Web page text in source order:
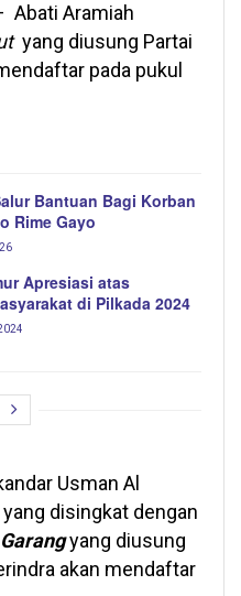
Abati Aramiah
yang diusung Partai
pada pukul
Bantuan Bagi Korban
Rime Gayo
Apresiasi atas
di Pilkada 2024
Usman Al
disingkat dengan
Garangyang diusung
akan mendaftar